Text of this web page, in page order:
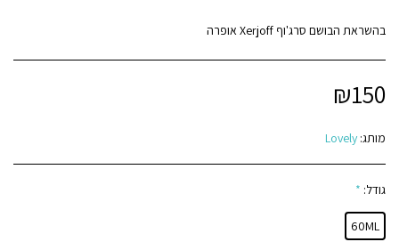
בהשראת הבושם סרג'וף Xerjoff אופרה
₪150
מותג: Lovely
גודל: *
60ML